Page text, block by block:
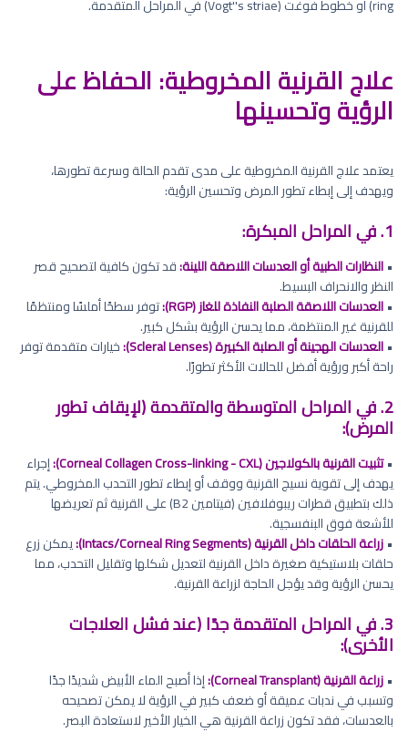
ring) أو خطوط فوغت (Vogt''s striae) في المراحل المتقدمة.
علاج القرنية المخروطية: الحفاظ على
الرؤية وتحسينها
يعتمد علاج القرنية المخروطية على مدى تقدم الحالة وسرعة تطورها،
ويهدف إلى إبطاء تطور المرض وتحسين الرؤية:
1. في المراحل المبكرة:
•النظارات الطبية أو العدسات اللاصقة اللينة:قد تكون كافية لتصحيح قصر
النظر والانحراف البسيط.
•العدسات اللاصقة الصلبة النفاذة للغاز (RGP):
توفر سطحًا أملسًا ومنتظمًا
للقرنية غير المنتظمة، مما يحسن الرؤية بشكل كبير.
•العدسات الهجينة أو الصلبة الكبيرة (Scleral Lenses):
خيارات متقدمة توفر
راحة أكبر ورؤية أفضل للحالات الأكثر تطورًا.
2. في المراحل المتوسطة والمتقدمة (لإيقاف تطور
المرض):
•تثبيت القرنية بالكولاجين (Corneal Collagen Cross-linking - CXL):
إجراء
يهدف إلى تقوية نسيج القرنية ووقف أو إبطاء تطور التحدب المخروطي. يتم
ذلك بتطبيق قطرات ريبوفلافين (فيتامين B2) على القرنية ثم تعريضها
للأشعة فوق البنفسجية.
•زراعة الحلقات داخل القرنية (Intacs/Corneal Ring Segments):
يمكن زرع
حلقات بلاستيكية صغيرة داخل القرنية لتعديل شكلها وتقليل التحدب، مما
يحسن الرؤية وقد يؤجل الحاجة لزراعة القرنية.
3. في المراحل المتقدمة جدًا (عند فشل العلاجات
الأخرى):
•زراعة القرنية (Corneal Transplant):
إذا أصبح الماء الأبيض شديدًا جدًا
وتسبب في ندبات عميقة أو ضعف كبير في الرؤية لا يمكن تصحيحه
بالعدسات، فقد تكون زراعة القرنية هي الخيار الأخير لاستعادة البصر.